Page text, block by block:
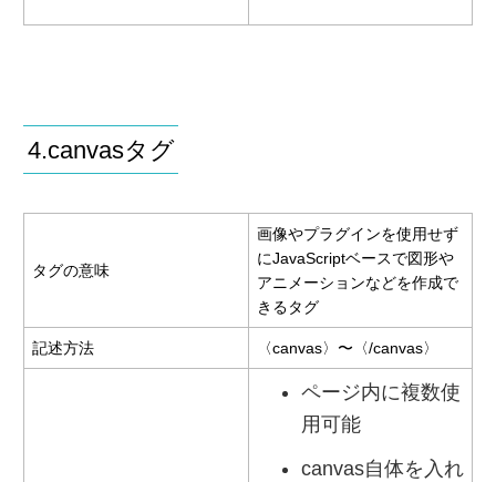
4.canvasタグ
タグの意味
画像やプラグインを使用せず
にJavaScriptベースで図形や
アニメーションなどを作成で
きるタグ
記述方法 〈canvas〉〜〈/canvas〉
ページ内に複数使
用可能
canvas自体を入れ